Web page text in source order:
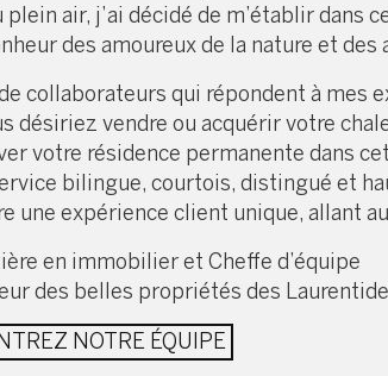
air, j’ai décidé de m’établir dans
des amoureux de la nature et des
collaborateurs qui répondent à mes
vendre ou acquérir votre
votre résidence permanente dans
bilingue, courtois, distingué et
une expérience client unique, allant
en immobilier et Cheffe d’équipe
des belles propriétés des
NOTRE ÉQUIPE